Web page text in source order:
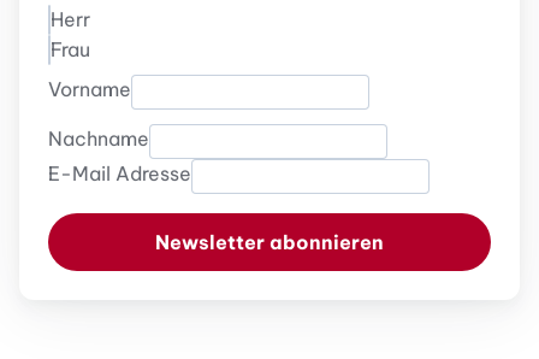
Herr
Frau
Vorname
Nachname
E-Mail Adresse
Newsletter abonnieren